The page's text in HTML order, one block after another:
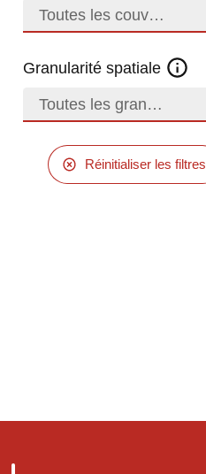
Toutes les couvertures
Granularité spatiale
Toutes les granularités
Réinitialiser les filtres